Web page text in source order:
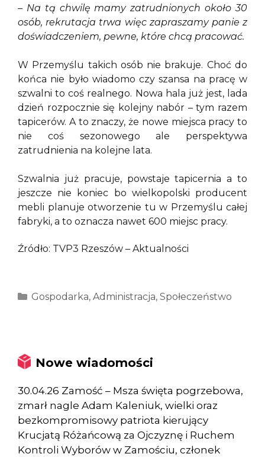
– Na tą chwilę mamy zatrudnionych około 30
osób, rekrutacja trwa więc zapraszamy panie z
doświadczeniem, pewne, które chcą pracować.
W Przemyślu takich osób nie brakuje. Choć do
końca nie było wiadomo czy szansa na pracę w
szwalni to coś realnego. Nowa hala już jest, lada
dzień rozpocznie się kolejny nabór – tym razem
tapicerów. A to znaczy, że nowe miejsca pracy to
nie coś sezonowego ale perspektywa
zatrudnienia na kolejne lata.
Szwalnia już pracuje, powstaje tapicernia a to
jeszcze nie koniec bo wielkopolski producent
mebli planuje otworzenie tu w Przemyślu całej
fabryki, a to oznacza nawet 600 miejsc pracy.
Źródło: TVP3 Rzeszów – Aktualności
Kategorie
Gospodarka, Administracja, Społeczeństwo
Nowe wiadomości
30.04.26 Zamość – Msza święta pogrzebowa,
zmarł nagle Adam Kaleniuk, wielki oraz
bezkompromisowy patriota kierujący
Krucjatą Różańcową za Ojczyznę i Ruchem
Kontroli Wyborów w Zamościu, członek